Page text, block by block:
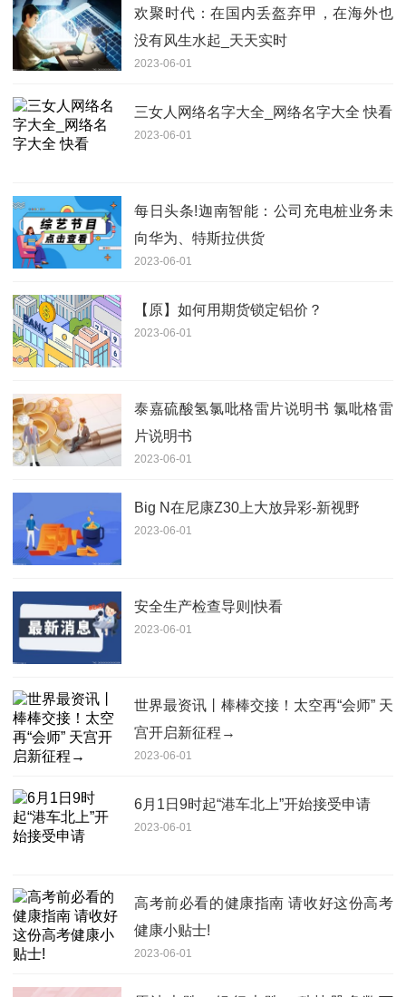
欢聚时代：在国内丢盔弃甲，在海外也
没有风生水起_天天实时
2023-06-01
三女人网络名字大全_网络名字大全 快看
2023-06-01
每日头条!迦南智能：公司充电桩业务未
向华为、特斯拉供货
2023-06-01
【原】如何用期货锁定铝价？
2023-06-01
泰嘉硫酸氢氯吡格雷片说明书 氯吡格雷
片说明书
2023-06-01
Big N在尼康Z30上大放异彩-新视野
2023-06-01
安全生产检查导则|快看
2023-06-01
世界最资讯丨棒棒交接！太空再“会师” 天
宫开启新征程→
2023-06-01
6月1日9时起“港车北上”开始接受申请
2023-06-01
高考前必看的健康指南 请收好这份高考
健康小贴士!
2023-06-01